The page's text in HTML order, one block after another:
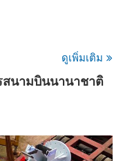
ดูเพิ่มเติม
สนามบินนานาชาติ